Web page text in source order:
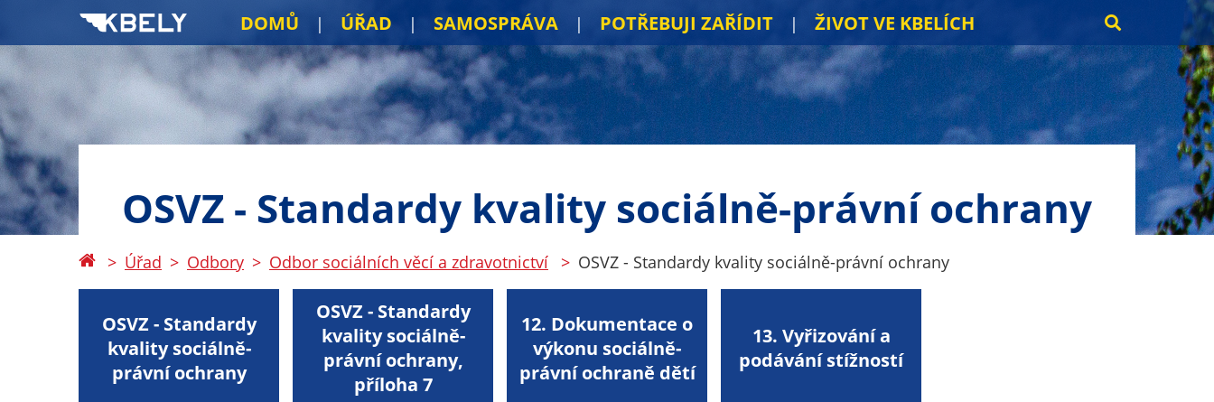
DOMŮ ÚŘAD SAMOSPRÁVA POTŘEBUJI ZAŘÍDIT ŽIVOT VE KBELÍCH
OSVZ - Standardy kvality sociálně-právní ochrany
Úřad Odbory Odbor sociálních věcí a zdravotnictví OSVZ - Standardy kvality sociálně-právní ochrany
OSVZ - Standardy
kvality sociálně-
právní ochrany
OSVZ - Standardy
kvality sociálně-
právní ochrany,
příloha 7
12. Dokumentace o
výkonu sociálně-
právní ochraně dětí
13. Vyřizování a
podávání stížností